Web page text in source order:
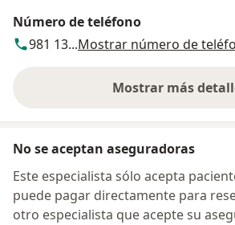
Número de teléfono
981 13...Mostrar número de
Mostrar mássobre la
No se aceptan aseguradoras
Este especialista sólo acepta
puede pagar directamente para
otro especialista que acepte su